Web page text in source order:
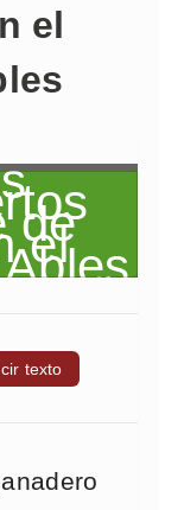
el
texto